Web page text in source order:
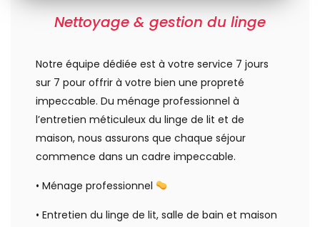
Nettoyage & gestion du linge
Notre équipe dédiée est à votre service 7 jours
sur 7 pour offrir à votre bien une propreté
impeccable. Du ménage professionnel à
l’entretien méticuleux du linge de lit et de
maison, nous assurons que chaque séjour
commence dans un cadre impeccable.
• Ménage professionnel
• Entretien du linge de lit, salle de bain et maison